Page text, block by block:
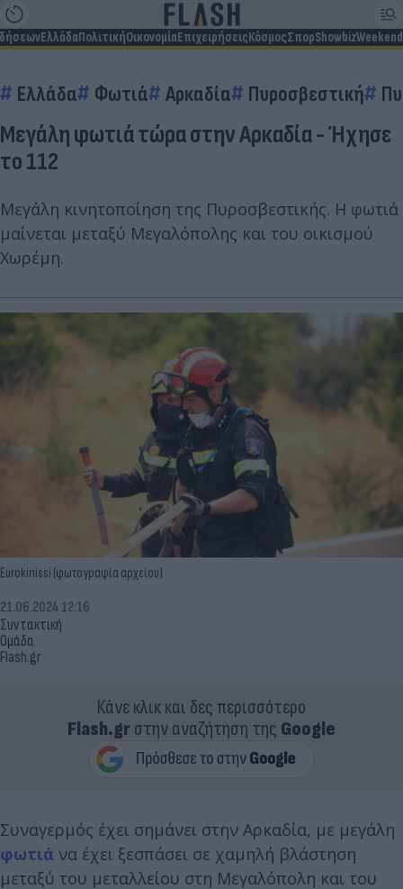
ΕλλάδαΠολιτικήΟικονομίαΕπιχειρήσειςΚόσμοςΣπορShowbizWeekend
Ελλάδα Φωτιά Αρκαδία Πυροσβεστική
Μεγάλη φωτιά τώρα στην Αρκαδία - Ήχησε
το 112
Μεγάλη κινητοποίηση της Πυροσβεστικής. Η φωτιά
μαίνεται μεταξύ Μεγαλόπολης και του οικισμού
Χωρέμη.
Eurokinissi (φωτογραφία αρχείου)
Συντακτική
Ομάδα
Flash.gr
21.06.2024 12:16
Κάνε κλικ και δες περισσότερο
Flash.grστην αναζήτηση της Google
Συναγερμός έχει σημάνει στην Αρκαδία, με μεγάλη
φωτιά να έχει ξεσπάσει σε χαμηλή βλάστηση
μεταξύ του μεταλλείου στη Μεγαλόπολη και του